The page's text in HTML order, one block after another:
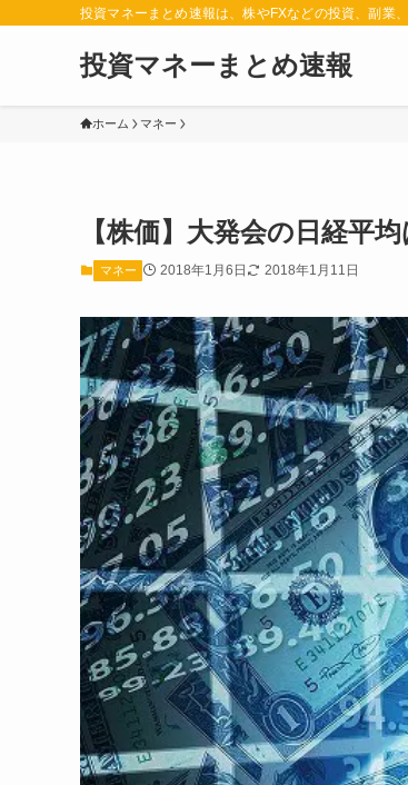
投資マネーまとめ速報は、株やFXなどの投資、副業
投資マネーまとめ速報
ホーム マネー
【株価】大発会の日経平
マネー 2018年1月6日 2018年1月11日